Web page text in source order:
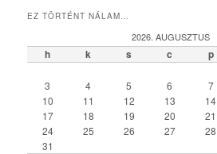
e
r
EZ TÖRTÉNT NÁLAM…
2026. AUGUSZTUS
h k s c p
3
4 5 6 7
10
11 12 13 14
17
18 19 20 21
24
25 26 27 28
31